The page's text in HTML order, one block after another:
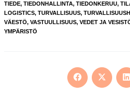
TIEDE, TIEDONHALLINTA, TIEDONKERUU,
LOGISTICS, TURVALLISUUS,
VÄESTÖ, VASTUULLISUUS, VEDET JA
YMPÄRISTÖ
Opens
in
Opens
in